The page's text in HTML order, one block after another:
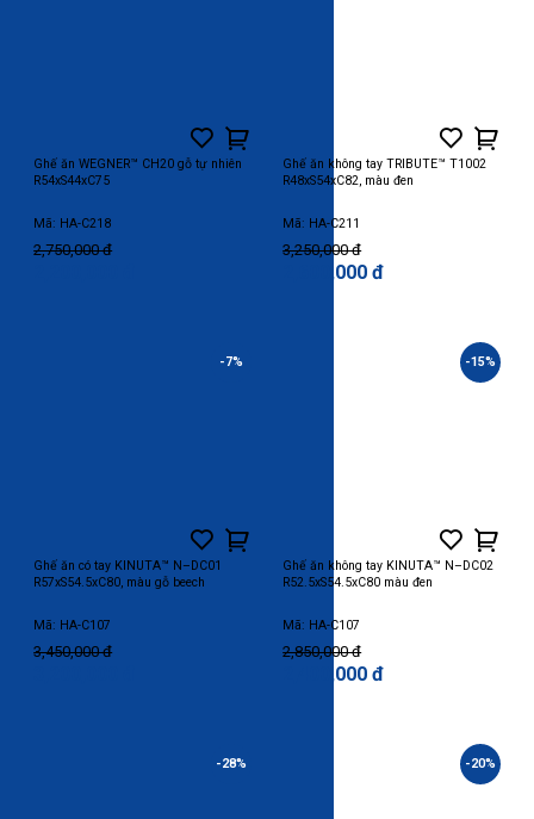
Ghế ăn WEGNER™ CH20 gỗ tự nhiên
R54xS44xC75
Mã: HA-C218
2,750,000 đ
Ghế ăn không tay TRIBUTE™ T1002
R48xS54xC82, màu đen
Mã: HA-C211
3,250,000 đ
2,600,000 đ
-7%
Ghế ăn có tay KINUTA™ N–DC01
R57xS54.5xC80, màu gỗ beech
Mã: HA-C107
3,450,000 đ
-15%
Ghế ăn không tay KINUTA™ N–DC02
R52.5xS54.5xC80 màu đen
Mã: HA-C107
2,850,000 đ
2,400,000 đ
-28% -20%